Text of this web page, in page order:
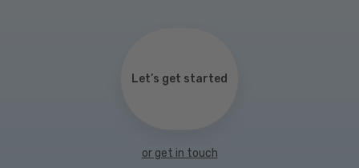
Let’s get started
or get in touch